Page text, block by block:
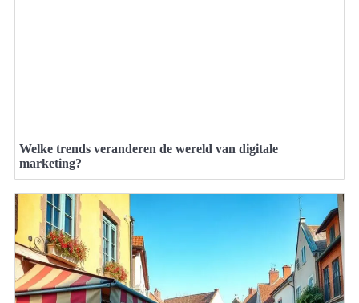
Welke trends veranderen de wereld van digitale
marketing?